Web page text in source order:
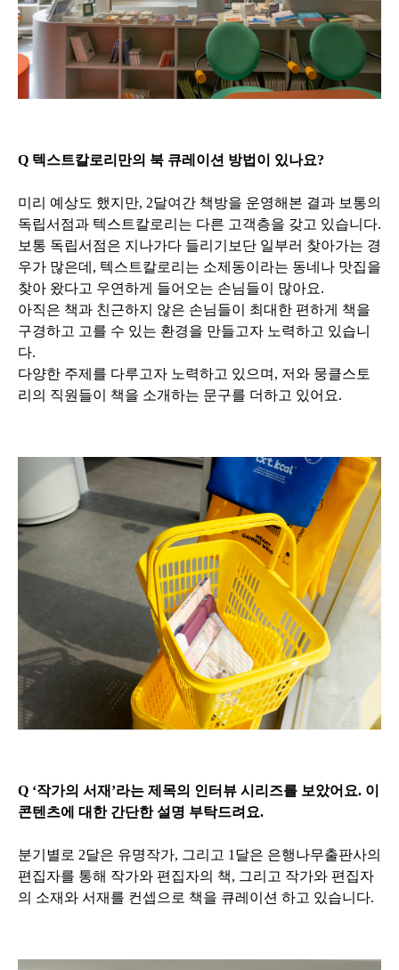
Q 텍스트칼로리만의 북 큐레이션 방법이 있나요?
미리 예상도 했지만, 2달여간 책방을 운영해본 결과 보통의
독립서점과 텍스트칼로리는 다른 고객층을 갖고 있습니다.
보통 독립서점은 지나가다 들리기보단 일부러 찾아가는 경
우가 많은데, 텍스트칼로리는 소제동이라는 동네나 맛집을
찾아 왔다고 우연하게 들어오는 손님들이 많아요.
아직은 책과 친근하지 않은 손님들이 최대한 편하게 책을
구경하고 고를 수 있는 환경을 만들고자 노력하고 있습니
다.
다양한 주제를 다루고자 노력하고 있으며, 저와 뭉클스토
리의 직원들이 책을 소개하는 문구를 더하고 있어요.
Q ‘작가의 서재’라는 제목의 인터뷰 시리즈를 보았어요. 이
콘텐츠에 대한 간단한 설명 부탁드려요.
분기별로 2달은 유명작가, 그리고 1달은 은행나무출판사의
편집자를 통해 작가와 편집자의 책, 그리고 작가와 편집자
의 소재와 서재를 컨셉으로 책을 큐레이션 하고 있습니다.